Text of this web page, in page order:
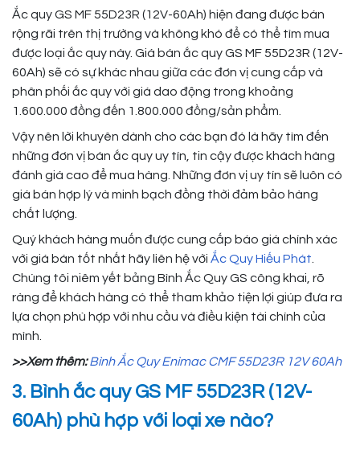
Ắc quy GS MF 55D23R (12V-60Ah) hiện đang được bán
rộng rãi trên thị trường và không khó để có thể tìm mua
được loại ắc quy này. Giá bán ắc quy GS MF 55D23R (12V-
60Ah) sẽ có sự khác nhau giữa các đơn vị cung cấp và
phân phối ắc quy với giá dao động trong khoảng
1.600.000 đồng đến 1.800.000 đồng/sản phẩm.
Vậy nên lời khuyên dành cho các bạn đó là hãy tìm đến
những đơn vị bán ắc quy uy tín, tin cậy được khách hàng
đánh giá cao để mua hàng. Những đơn vị uy tín sẽ luôn có
giá bán hợp lý và minh bạch đồng thời đảm bảo hàng
chất lượng.
Quý khách hàng muốn được cung cấp báo giá chính xác
với giá bán tốt nhất hãy liên hệ với Ắc Quy Hiếu Phát
Chúng tôi niêm yết bảng Bình Ắc Quy GS công khai, rõ
ràng để khách hàng có thể tham khảo tiện lợi giúp đưa ra
lựa chọn phù hợp với nhu cầu và điều kiện tài chính của
mình.
>>Xem thêm:Bình Ắc Quy Enimac CMF 55D23R 12V 60Ah
3. Bình ắc quy GS MF 55D23R (12V-
60Ah) phù hợp với loại xe nào?